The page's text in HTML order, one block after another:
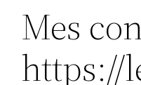
Mes
https://